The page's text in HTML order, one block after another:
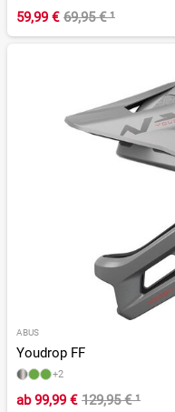
59,99 € 69,95 €¹
ABUS
Youdrop FF
+2
ab99,99 € 129,95 €¹